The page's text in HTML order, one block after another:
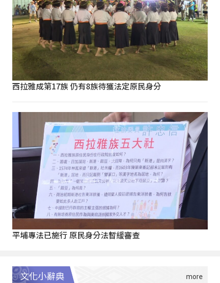
西拉雅成第17族 仍有8族待獲法定原民身分
平埔專法已施行 原民身分法暫緩審查
文化小辭典